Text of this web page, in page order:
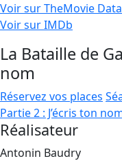
Voir sur TheMovie
Voir sur IMDb
La Bataille de
nom
Réservez vos places
Partie 2 : J’écris ton
Réalisateur
Antonin Baudry